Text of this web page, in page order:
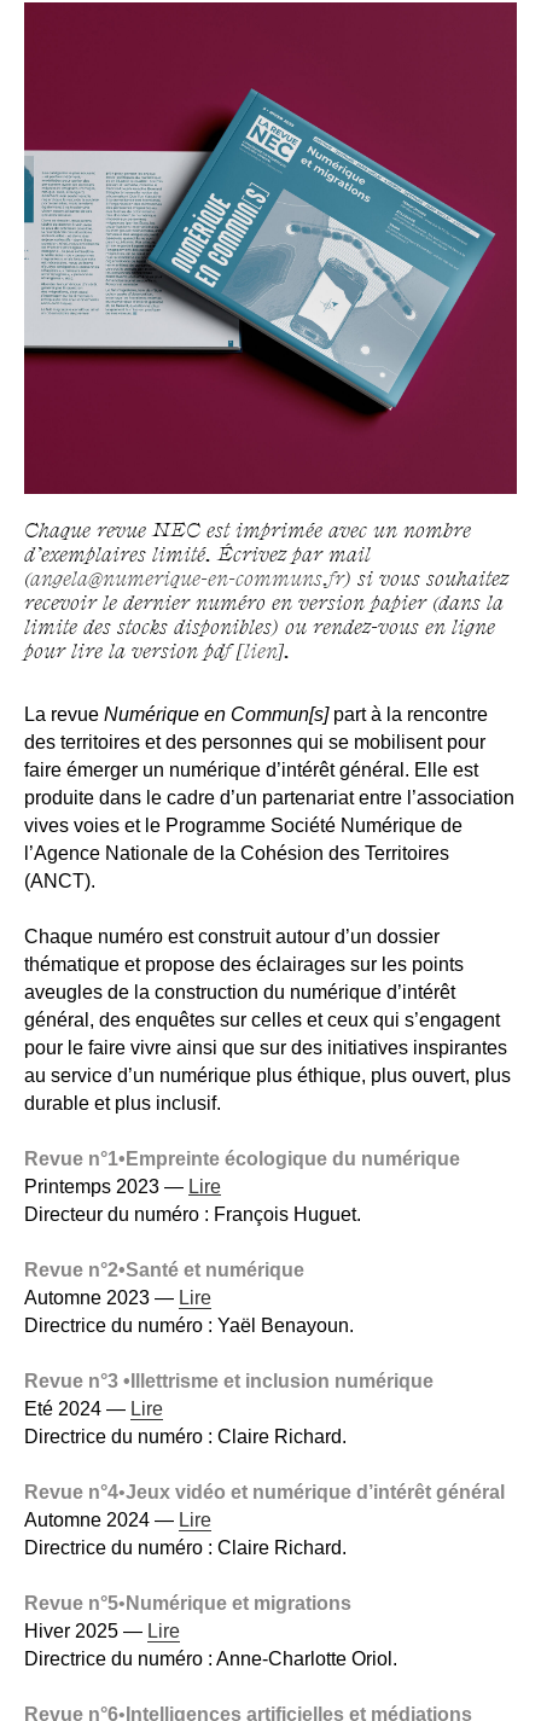
Chaque revue NEC est imprimée avec un nombre
d’exemplaires limité. Écrivez par mail
(angela@numerique-en-communs.fr) si vous souhaitez
recevoir le dernier numéro en version papier (dans la
limite des stocks disponibles) ou rendez-vous en ligne
pour lire la version pdf [lien].
La revue Numérique en Commun[s]part à la rencontre
des territoires et des personnes qui se mobilisent pour
faire émerger un numérique d’intérêt général. Elle est
produite dans le cadre d’un partenariat entre l’association
vives voies et le Programme Société Numérique de
l’Agence Nationale de la Cohésion des Territoires
(ANCT).
Chaque numéro est construit autour d’un dossier
thématique et propose des éclairages sur les points
aveugles de la construction du numérique d’intérêt
général, des enquêtes sur celles et ceux qui s’engagent
pour le faire vivre ainsi que sur des initiatives inspirantes
au service d’un numérique plus éthique, plus ouvert, plus
durable et plus inclusif.
Revue n°1•Empreinte écologique du numérique
Printemps 2023 — Lire
Directeur du numéro : François Huguet.
Revue n°2•Santé et numérique
Automne 2023 — Lire
Directrice du numéro : Yaël Benayoun.
Revue n°3 •Illettrisme et inclusion numérique
Eté 2024 — Lire
Directrice du numéro : Claire Richard.
Revue n°4•Jeux vidéo et numérique d’intérêt général
Automne 2024 — Lire
Directrice du numéro : Claire Richard.
Revue n°5• Numérique et migrations
Hiver 2025 — Lire
Directrice du numéro : Anne-Charlotte Oriol.
Revue n°6• Intelligences artificielles et médiations